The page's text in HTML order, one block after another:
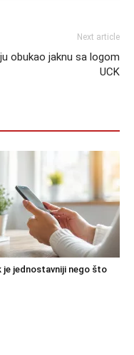
Next article
obukao jaknu sa logom
UCK
je jednostavniji nego što